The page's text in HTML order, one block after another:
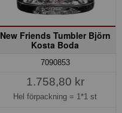
New Friends Tumbler Björn
Kosta Boda
7090853
1.758,80 kr
Hel förpackning = 1*1 st